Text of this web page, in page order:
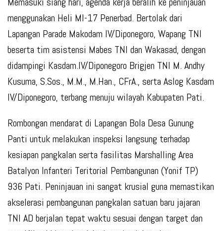
menggunakan Heli MI-17 Penerbad. Bertolak dari
Lapangan Parade Makodam IV/Diponegoro, Wapang TNI
beserta tim asistensi Mabes TNI dan Wakasad, dengan
didampingi Kasdam.IV/Diponegoro Brigjen TNI M. Andhy
Kusuma, S.Sos., M.M., M.Han., CFrA., serta Aslog Kasdam
IV/Diponegoro, terbang menuju wilayah Kabupaten Pati.
Rombongan mendarat di Lapangan Bola Desa Gunung
Panti untuk melakukan inspeksi langsung terhadap
kesiapan pangkalan serta fasilitas Marshalling Area
Batalyon Infanteri Teritorial Pembangunan (Yonif TP)
936 Pati. Peninjauan ini sangat krusial guna memastikan
akselerasi pembangunan pangkalan satuan baru jajaran
TNI AD berjalan tepat waktu sesuai dengan target dan